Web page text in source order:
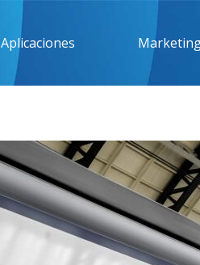
Aplicaciones